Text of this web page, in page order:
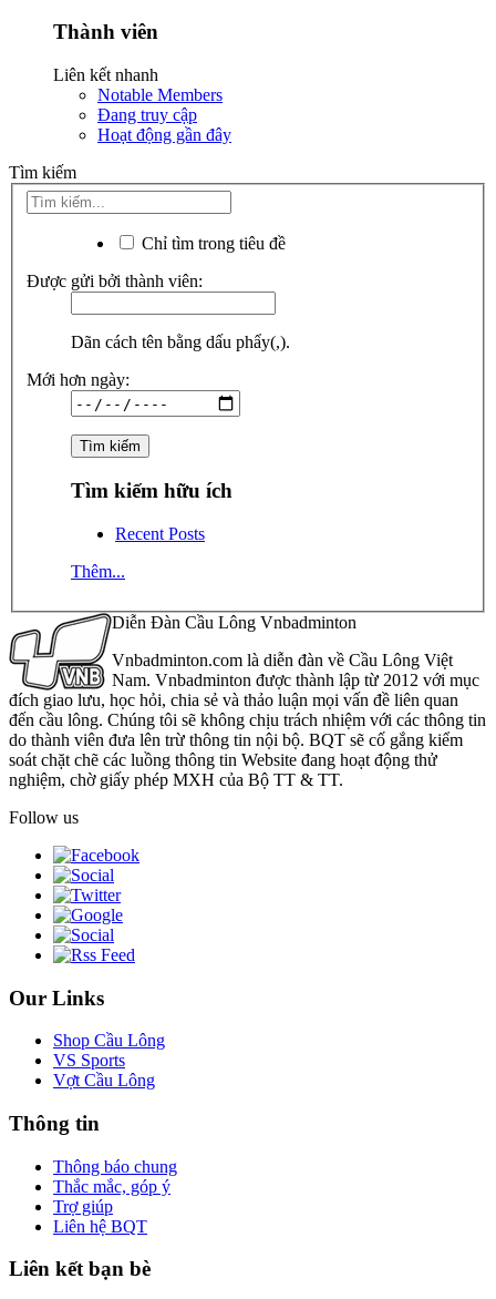
Thành viên
Liên kết nhanh
Notable Members
Đang truy cập
Hoạt động gần đây
Tìm kiếm
Chỉ tìm trong tiêu đề
Được gửi bởi thành viên:
Dãn cách tên bằng dấu phẩy(,).
Mới hơn ngày:
Tìm kiếm hữu ích
Recent Posts
Thêm...
Diễn Đàn Cầu Lông Vnbadminton
Vnbadminton.com là diễn đàn về Cầu Lông Việt
Nam. Vnbadminton được thành lập từ 2012 với mục
đích giao lưu, học hỏi, chia sẻ và thảo luận mọi vấn đề liên quan
đến cầu lông. Chúng tôi sẽ không chịu trách nhiệm với các thông tin
do thành viên đưa lên trừ thông tin nội bộ. BQT sẽ cố gắng kiểm
soát chặt chẽ các luồng thông tin Website đang hoạt động thử
nghiệm, chờ giấy phép MXH của Bộ TT & TT.
Follow us
Our Links
Shop Cầu Lông
VS Sports
Vợt Cầu Lông
Thông tin
Thông báo chung
Thắc mắc, góp ý
Trợ giúp
Liên hệ BQT
Liên kết bạn bè